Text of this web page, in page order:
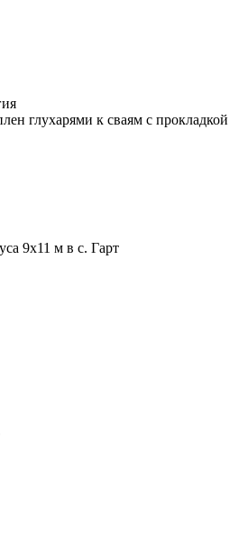
глухарями к сваям с прокладкой
9х11 м в с. Гарт